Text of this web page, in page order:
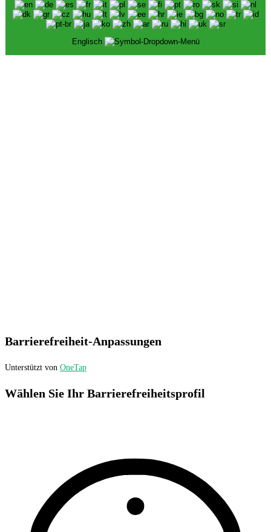
Englisch
Barrierefreiheit-Anpassungen
Unterstützt von OneTap
Wählen Sie Ihr Barrierefreiheitsprofil